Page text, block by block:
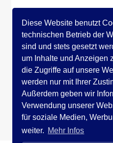
Diese Website benutzt
technischen Betrieb der
sind und stets gesetzt
um Inhalte und Anzeigen
die Zugriffe auf unsere
werden nur mit Ihrer
Außerdem geben wir
Verwendung unserer
für soziale Medien,
weiter. Mehr Infos